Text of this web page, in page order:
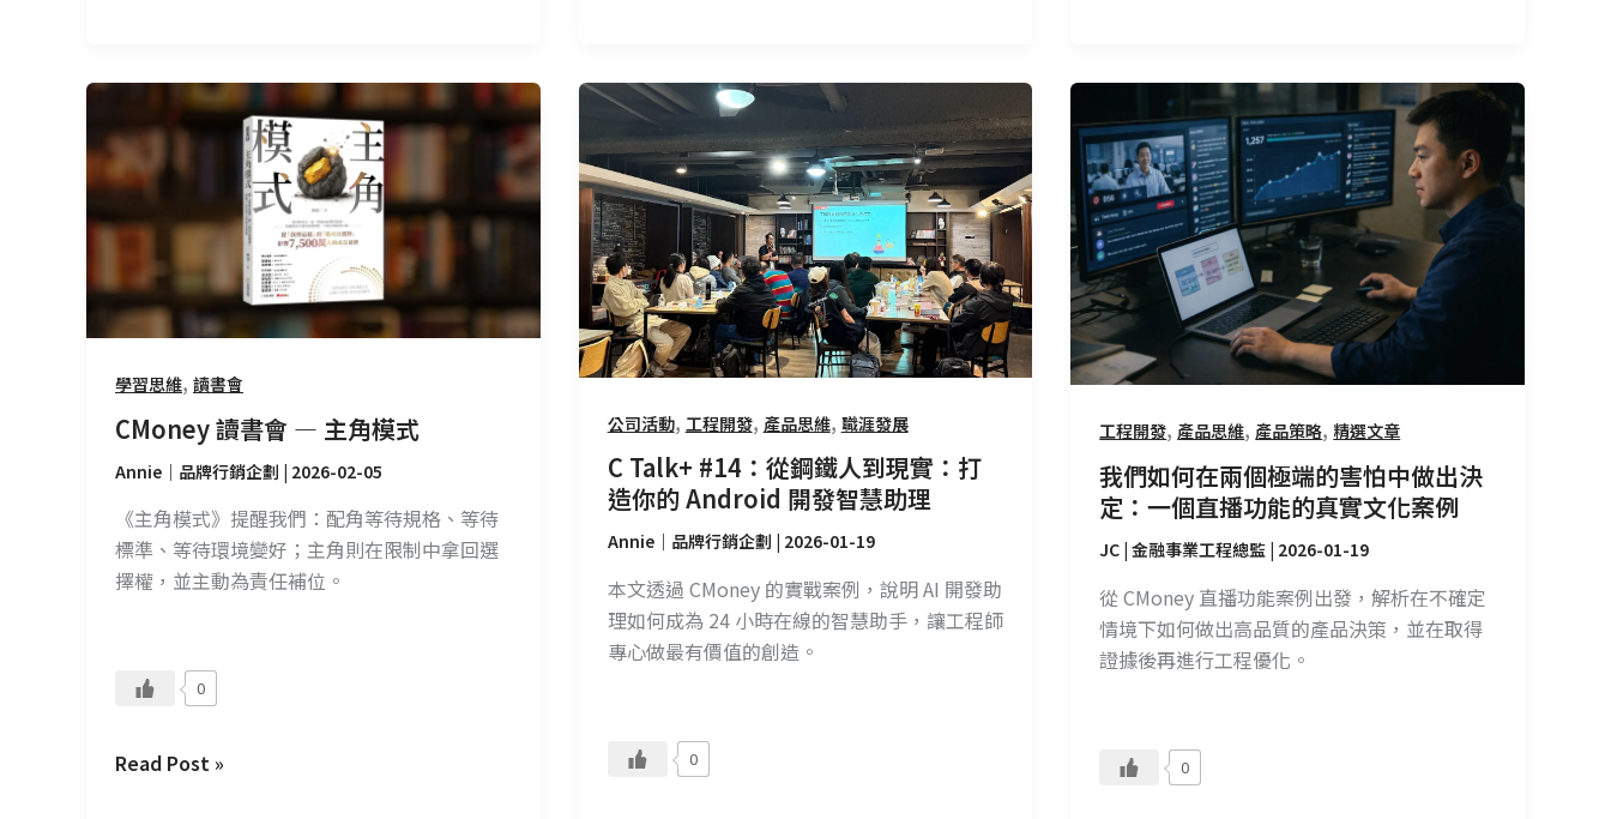
學習思維, 讀書會
CMoney 讀書會 — 主角模式
Annie｜品牌行銷企劃 | 2026-02-05
《主角模式》提醒我們：配角等待規格、等待
標準、等待環境變好；主角則在限制中拿回選
擇權，並主動為責任補位。
0
讀
書
會
—
角
模
式
Read Post »
公司活動, 工程開發, 產品思維, 職涯發展
C Talk+ #14：從鋼鐵人到現實：打
造你的 Android 開發智慧助理
Annie｜品牌行銷企劃 | 2026-01-19
本文透過 CMoney 的實戰案例，說明 AI 開發助
理如何成為 24 小時在線的智慧助手，讓工程師
專心做最有價值的創造。
0
C
Talk+
#14：
從
鋼
鐵
人
到
現
實：
造
你
的
Android
發
智
慧
工程開發, 產品思維, 產品策略, 精選文章
我們如何在兩個極端的害怕中做出決
定：一個直播功能的真實文化案例
JC | 金融事業工程總監 | 2026-01-19
從 CMoney 直播功能案例出發，解析在不確定
情境下如何做出高品質的產品決策，並在取得
證據後再進行工程優化。
0
們
如
何
在
兩
個
極
端
的
怕
中
做
決
定：
一
個